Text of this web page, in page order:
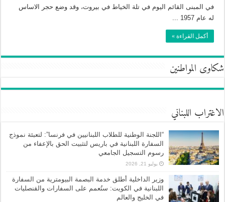
في المبنى القائم اليوم في تلة الخياط في بيروت، وقد وضع حجر الاساس
له عام 1957 ...
أكمل القراءة »
شكاوى المواطنين
الاغتراب اللبناني
“اللجنة الوطنية للطلاب اللبنانيين في فرنسا”: لتعبئة نموذج
السفارة اللبنانية في باريس لتثبيت الحق بالإعفاء من
رسوم التسجيل الجامعي
يوليو 21, 2026
وزير الداخلية أطلق خدمة البصمة البيومترية من السفارة
اللبنانية في الكويت: ستُعمم على السفارات والقنصليات
في الخليج والعالم